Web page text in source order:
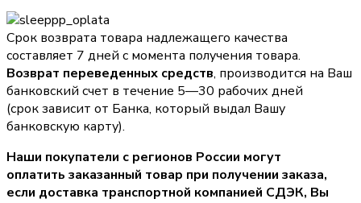
Срок возврата товара надлежащего качества
составляет 7 дней с момента получения товара.
Возврат переведенных средств, производится на Ваш
банковский счет в течение 5—30 рабочих дней
(срок зависит от Банка, который выдал Вашу
банковскую карту).
Наши покупатели с регионов России могут
оплатить заказанный товар при получении заказа,
если доставка транспортной компанией СДЭК, Вы